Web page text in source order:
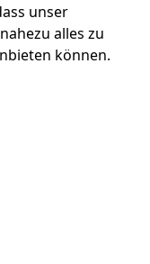
unser
alles zu
können.